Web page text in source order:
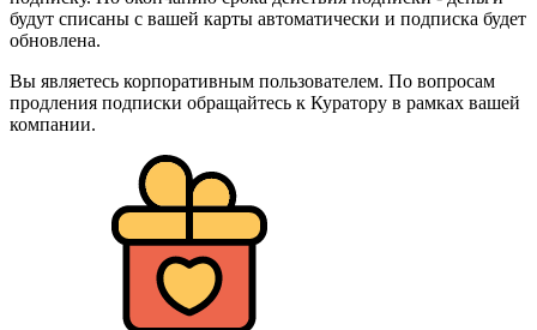
будут списаны с вашей карты автоматически и подписка будет
обновлена.
Вы являетесь корпоративным пользователем. По вопросам
продления подписки обращайтесь к Куратору в рамках вашей
компании.